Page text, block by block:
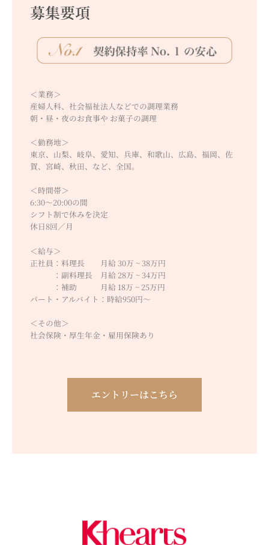
募集要項
＜業務＞
産婦人科、社会福祉法人などでの調理業務
朝・昼・夜のお食事や お菓子の調理
＜勤務地＞
東京、山梨、岐阜、愛知、兵庫、和歌山、広島、福岡、佐
賀、宮崎、秋田、など、全国。
＜時間帯＞
6:30～20:00の間
シフト制で休みを決定
休日8回／月
＜給与＞
正社員：料理長 月給 30万 ~ 38万円
：副料理長 月給 28万 ~ 34万円
：補助 月給 18万 ~ 25万円
パート・アルバイト：時給950円～
＜その他＞
社会保険・厚生年金・雇用保険あり
エントリーはこちら